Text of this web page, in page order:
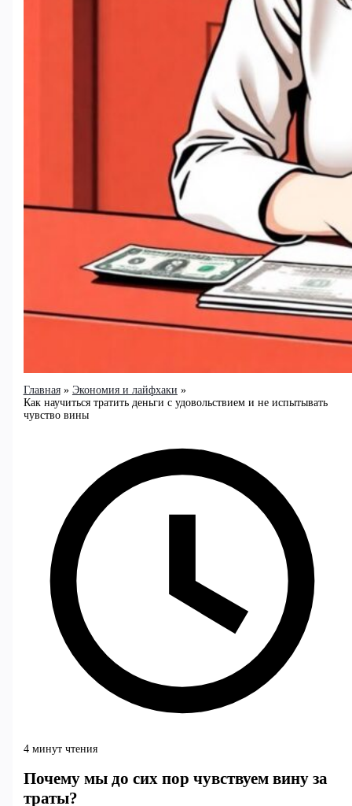
Главная
Экономия и лайфхаки
Как научиться тратить деньги с удовольствием и не испытывать
чувство вины
4 минут чтения
Почему мы до сих пор чувствуем вину за
траты?